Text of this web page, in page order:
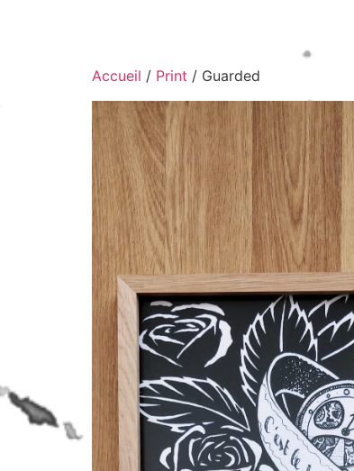
Accueil / Print / Guarded